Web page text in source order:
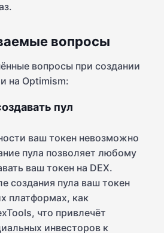
вопросы
вопросы при создании
на Optimism:
пул
ваш токен невозможно
пула позволяет любому
ваш токен на DEX.
создания пула ваш токен
платформах, как
что привлечёт
инвесторов к